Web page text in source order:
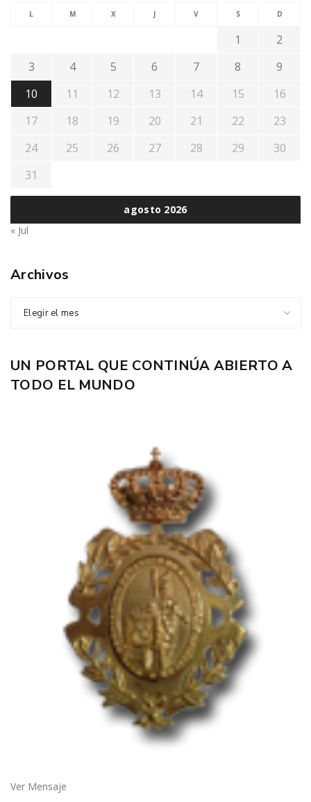
agosto 2026
L M X J V S D
1
2
3
4 5 6 7 8
9
10
11 12 13 14 15
16
17
18 19 20 21 22
23
24
25 26 27 28 29
30
31
« Jul
Archivos
Elegir el mes
UN PORTAL QUE CONTINÚA ABIERTO A
TODO EL MUNDO
Ver Mensaje